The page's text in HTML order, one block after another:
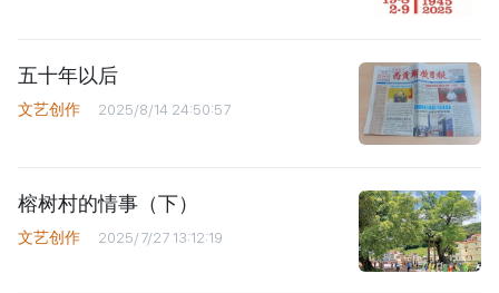
五十年以后
文艺创作 2025/8/14 24:50:57
榕树村的情事（下）
文艺创作 2025/7/27 13:12:19